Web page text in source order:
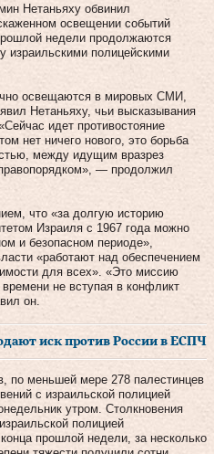
Нетаньяху обвинил
освещении событий
недели продолжаются
израильскими полицейскими
освещаются в мировых СМИ,
Нетаньяху, чьи высказывания
идет противостояние
нет ничего нового, это борьба
между идущим вразрез
— продолжил
что «за долгую историю
Израиля с 1967 года можно
и безопасном периоде»,
«работают над обеспечением
для всех». «Это миссию
не вступая в конфликт
он.
иск против России в ЕСПЧ
по меньшей мере 278 палестинцев
с израильской полицией
утром. Столкновения
полицией
прошлой недели, за несколько